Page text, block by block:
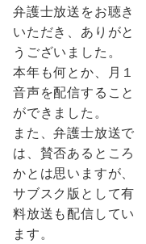
弁護士放送をお聴き
いただき、ありがと
うございました。
本年も何とか、月１
音声を配信すること
ができました。
また、弁護士放送で
は、賛否あるところ
かとは思いますが、
サブスク版として有
料放送も配信してい
ます。